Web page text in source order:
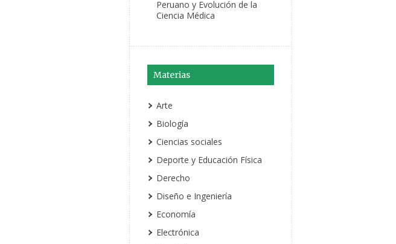
Peruano y Evolución de la
Ciencia Médica
Materias
Arte
Biología
Ciencias sociales
Deporte y Educación Física
Derecho
Diseño e Ingeniería
Economía
Electrónica